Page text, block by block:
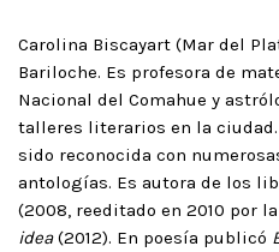
Carolina Biscayart (Mar del
Bariloche. Es profesora de
Nacional del Comahue y
talleres literarios en la
sido reconocida con
antologías. Es autora de los
(2008, reeditado en 2010 por la
idea(2012). En poesía publicó